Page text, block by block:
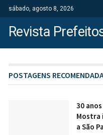
sábado, agosto 8, 2026
Revista
POSTAGENS
30
Mostra
a São